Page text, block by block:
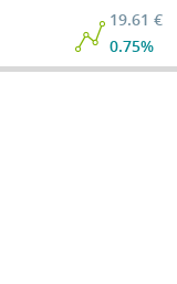
19.61 €
0.75%